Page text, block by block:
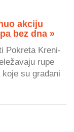
akciju
bez dna »
Pokreta Kreni-
rupe
su građani